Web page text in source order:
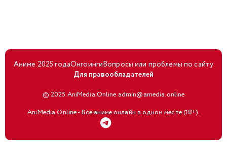
Аниме 2025 годаОнгоингиВопросы или проблемы по сайту
Для правообладателей
© 2025 AniMedia.Online admin@amedia.online
AniMedia.Online - Все аниме онлайн в одном месте (18+).